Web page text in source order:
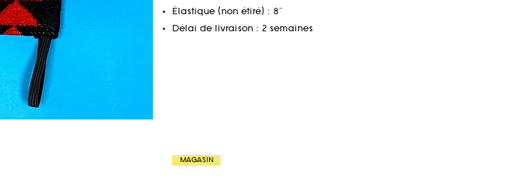
Élastique (non étiré) : 8"
Délai de livraison : 2 semaines
MAGASIN